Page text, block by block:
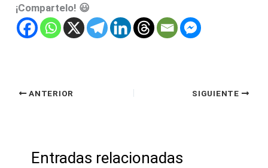
¡Compartelo! 😃
ANTERIOR SIGUIENTE
Entradas relacionadas